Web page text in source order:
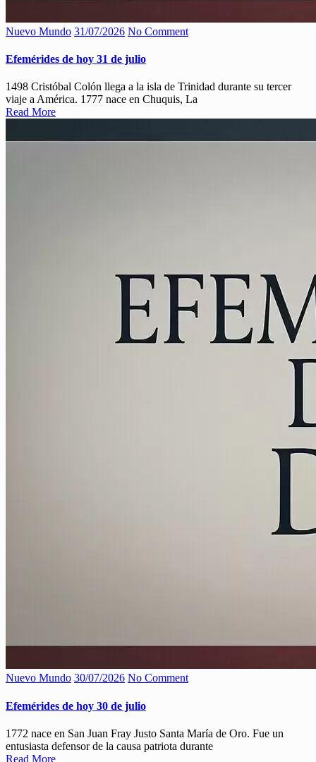
Nuevo Mundo 31/07/2026 No Comment
Efemérides de hoy 31 de julio
1498 Cristóbal Colón llega a la isla de Trinidad durante su tercer
viaje a América. 1777 nace en Chuquis, La
Read More
Nuevo Mundo 30/07/2026 No Comment
Efemérides de hoy 30 de julio
1772 nace en San Juan Fray Justo Santa María de Oro. Fue un
entusiasta defensor de la causa patriota durante
Read More